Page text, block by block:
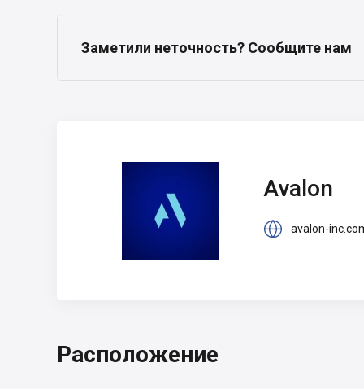
Заметили неточность? Сообщите нам
Avalon
 avalon-
Расположение